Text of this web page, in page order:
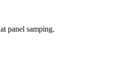
panel samping.